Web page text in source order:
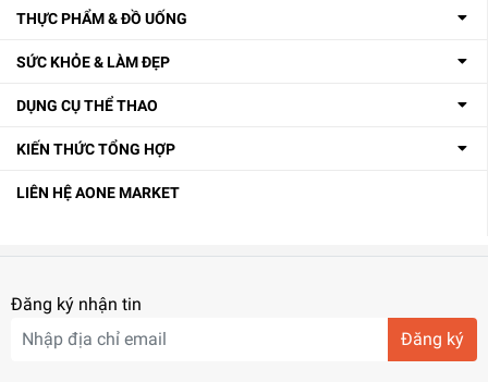
THỰC PHẨM & ĐỒ UỐNG
SỨC KHỎE & LÀM ĐẸP
DỤNG CỤ THỂ THAO
KIẾN THỨC TỔNG HỢP
LIÊN HỆ AONE MARKET
Đăng ký nhận tin
Đăng ký